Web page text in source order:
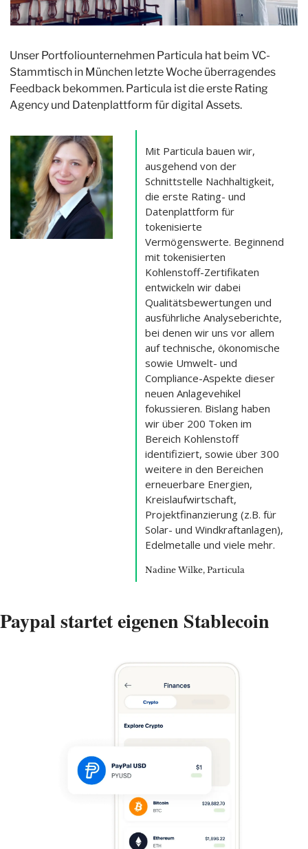
Unser Portfoliounternehmen Particula hat beim VC-
Stammtisch in München letzte Woche überragendes
Feedback bekommen. Particula ist die erste Rating
Agency und Datenplattform für digital Assets.
Mit Particula bauen wir,
ausgehend von der
Schnittstelle Nachhaltigkeit,
die erste Rating- und
Datenplattform für
tokenisierte
Vermögenswerte. Beginnend
mit tokenisierten
Kohlenstoff-Zertifikaten
entwickeln wir dabei
Qualitätsbewertungen und
ausführliche Analyseberichte,
bei denen wir uns vor allem
auf technische, ökonomische
sowie Umwelt- und
Compliance-Aspekte dieser
neuen Anlagevehikel
fokussieren. Bislang haben
wir über 200 Token im
Bereich Kohlenstoff
identifiziert, sowie über 300
weitere in den Bereichen
erneuerbare Energien,
Kreislaufwirtschaft,
Projektfinanzierung (z.B. für
Solar- und Windkraftanlagen),
Edelmetalle und viele mehr.
Nadine Wilke, Particula
Paypal startet eigenen Stablecoin